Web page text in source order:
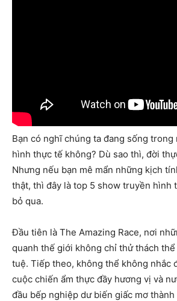
Bạn có nghĩ chúng ta đang sống
hình thực tế không? Dù sao thì, đời
Nhưng nếu bạn mê mẩn những kịch
thật, thì đây là top 5 show truyền hình
bỏ qua.
Đầu tiên là The Amazing Race, nơi
quanh thế giới không chỉ thử thách
tuệ. Tiếp theo, không thể không nhắc
cuộc chiến ẩm thực đầy hương vị và
đầu bếp nghiệp dư biến giấc mơ